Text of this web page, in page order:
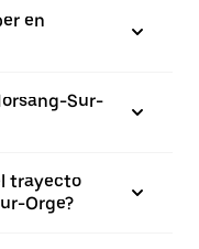
en
Sur-
trayecto
Orge?